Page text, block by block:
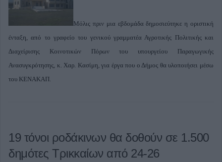
Μόλις πριν μια εβδομάδα δημοσιεύτηκε η οριστική
ένταξη, από το γραφείο του γενικού γραμματέα Αγροτικής Πολιτικής και
Διαχείρισης Κοινοτικών Πόρων του υπουργείου Παραγωγικής
Ανασυγκρότησης, κ. Χαρ. Κασίμη, για έργα που ο Δήμος θα υλοποιήσει μέσω
του ΚΕΝΑΚΑΠ.
19 τόνοι ροδάκινων θα δοθούν σε 1.500
δημότες Τρικκαίων από 24-26